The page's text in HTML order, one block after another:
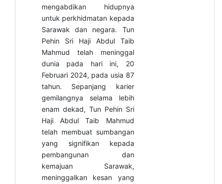
mengabdikan hidupnya
untuk perkhidmatan kepada
Sarawak dan negara. Tun
Pehin Sri Haji Abdul Taib
Mahmud telah meninggal
dunia pada hari ini, 20
Februari 2024, pada usia 87
tahun. Sepanjang karier
gemilangnya selama lebih
enam dekad, Tun Pehin Sri
Haji Abdul Taib Mahmud
telah membuat sumbangan
yang signifikan kepada
pembangunan dan
kemajuan Sarawak,
meninggalkan kesan yang